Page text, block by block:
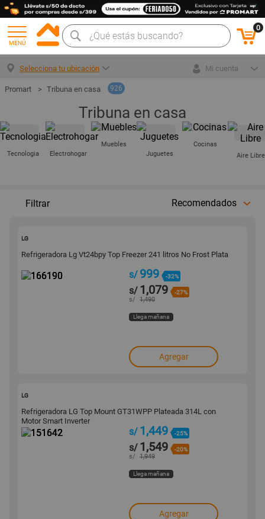
MENÚ
0
Selecciona tu ubicación Mi cuenta
Tribuna en casa 926
Tribuna en casa
Tecnologia Electrohogar
Muebles
Juguetes
Cocinas
Aire Libre
Filtrar Recomendados
LG
Refrigeradora Lg Vt24bpy Top Freezer 241 litros No Frost Plata
s/ 999 -32%
s/ 1,079 -27%
s/ 1,490
Llega mañana
Agregar
LG
Refrigeradora LG Top Mount GT31WPP Plateada 314L con
Motor Smart Inverter
s/ 1,449 -25%
s/ 1,549 -20%
s/ 1,949
Llega mañana
Agregar